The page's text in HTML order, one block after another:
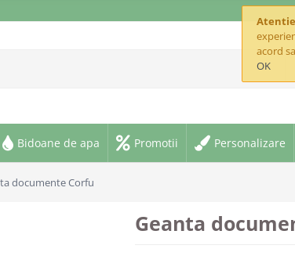
Atentie
acord
OK
Bidoane de apa Promotii Personalizare
documente Corfu
Geanta